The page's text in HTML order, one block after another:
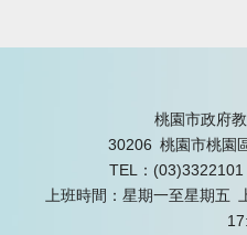
桃園市政府
30206 桃園市桃園
TEL：(03)3322101
上班時間：星期一至星期五